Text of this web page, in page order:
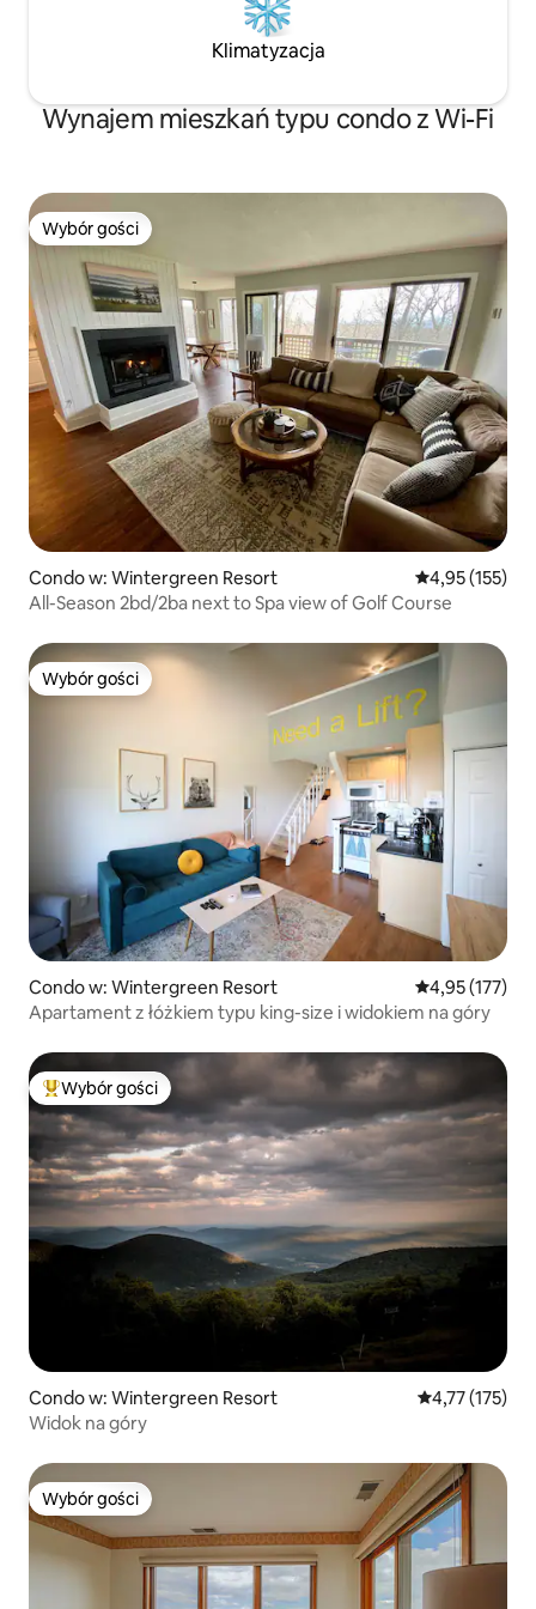
Klimatyzacja
Wynajem mieszkań typu condo z Wi-Fi
Wybór gości
Wybór gości
Condo w: Wintergreen Resort Średnia
4,95 (155)
All-Season 2bd/2ba next to Spa view of Golf Course
Wybór gości
Wybór gości
Condo w: Wintergreen Resort Średnia
4,95 (177)
Apartament z łóżkiem typu king-size i widokiem na góry
Najpopularniejsze z kategorii Wybór gości
Wybór gości
Condo w: Wintergreen Resort Średnia
4,77 (175)
Widok na góry
Wybór gości
Wybór gości